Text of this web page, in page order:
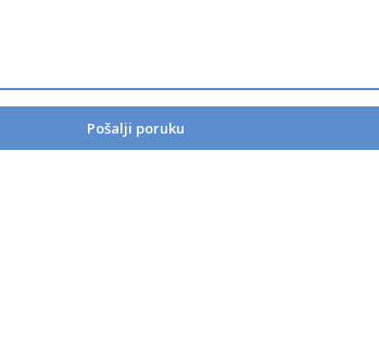
Pošalji poruku